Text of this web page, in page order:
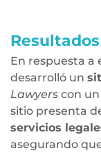
Resultados
En respuesta a
desarrolló un
Lawyers con un
sitio presenta
servicios
asegurando